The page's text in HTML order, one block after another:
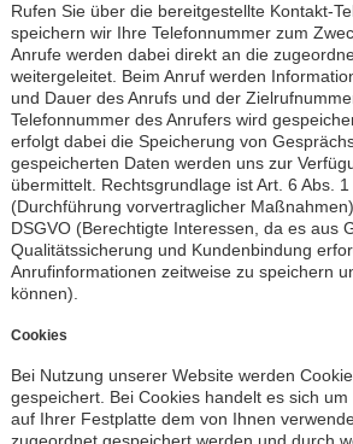
Rufen Sie über die bereitgestellte Kontakt-
speichern wir Ihre Telefonnummer zum
Anrufe werden dabei direkt an die
weitergeleitet. Beim Anruf werden
und Dauer des Anrufs und der
Telefonnummer des Anrufers wird
erfolgt dabei die Speicherung von
gespeicherten Daten werden uns zur
übermittelt. Rechtsgrundlage ist Art. 6 Abs.
(Durchführung vorvertraglicher
DSGVO (Berechtigte Interessen, da es aus
Qualitätssicherung und Kundenbindung
Anrufinformationen zeitweise zu speichern
können).
Cookies
Bei Nutzung unserer Website werden
gespeichert. Bei Cookies handelt es sich
auf Ihrer Festplatte dem von Ihnen